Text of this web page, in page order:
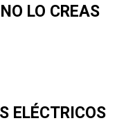
LO CREAS
ELÉCTRICOS